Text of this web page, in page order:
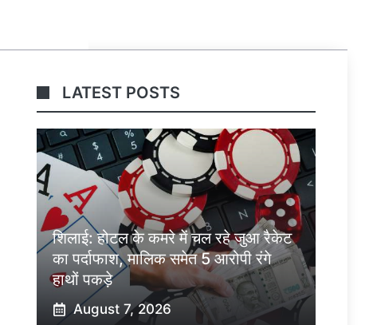
LATEST POSTS
शिलाई: होटल के कमरे में चल रहे जुआ रैकेट
का पर्दाफाश, मालिक समेत 5 आरोपी रंगे
हाथों पकड़े
August 7, 2026